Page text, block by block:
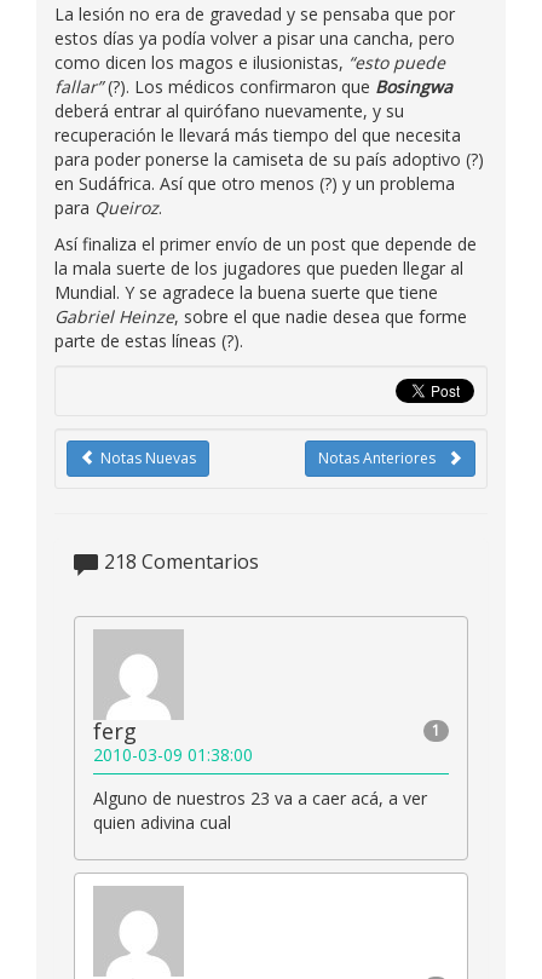
La lesión no era de gravedad y se pensaba que por
estos días ya podía volver a pisar una cancha, pero
como dicen los magos e ilusionistas, “esto puede
fallar”(?). Los médicos confirmaron que Bosingwa
deberá entrar al quirófano nuevamente, y su
recuperación le llevará más tiempo del que necesita
para poder ponerse la camiseta de su país adoptivo (?)
en Sudáfrica. Así que otro menos (?) y un problema
para Queiroz.
Así finaliza el primer envío de un post que depende de
la mala suerte de los jugadores que pueden llegar al
Mundial. Y se agradece la buena suerte que tiene
Gabriel Heinze, sobre el que nadie desea que forme
parte de estas líneas (?).
Notas Anteriores
Notas Nuevas
218 Comentarios
1
ferg
2010-03-09 01:38:00
Alguno de nuestros 23 va a caer acá, a ver
quien adivina cual